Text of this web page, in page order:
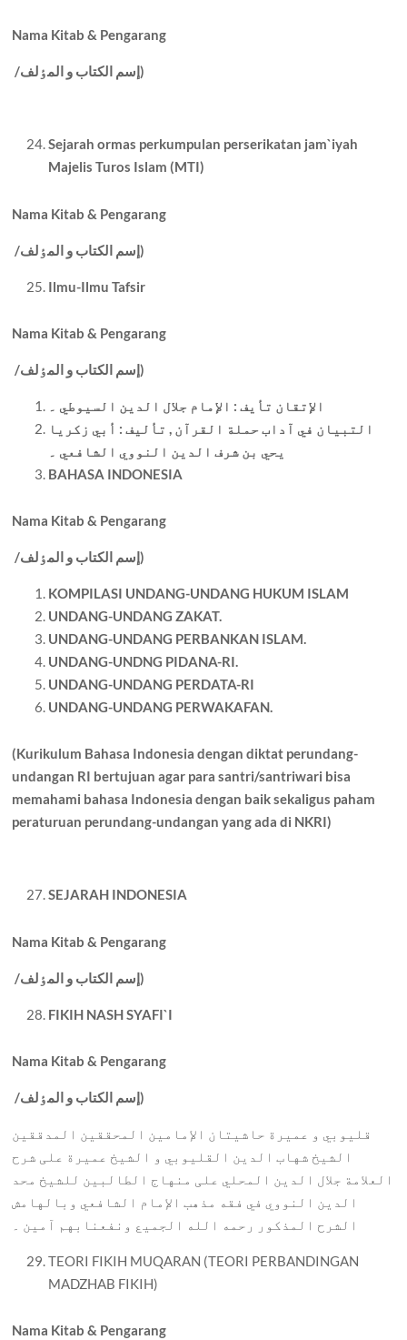
Nama Kitab & Pengarang
/ إسم الکتاب و المٶلف)
Sejarah ormas perkumpulan perserikatan jam`iyah
Majelis Turos Islam (MTI)
Nama Kitab & Pengarang
/ إسم الکتاب و المٶلف)
Ilmu-Ilmu Tafsir
Nama Kitab & Pengarang
/ إسم الکتاب و المٶلف)
الإتقان تأيف : الإمام جلال الدين السيوطي ۔
التبيان في آداب حملة القرآن , تأليف : أبي زکريا
يحي بن شرف الدين النووي الشافعي ۔
BAHASA INDONESIA
Nama Kitab & Pengarang
/ إسم الکتاب و المٶلف)
KOMPILASI UNDANG-UNDANG HUKUM ISLAM
UNDANG-UNDANG ZAKAT.
UNDANG-UNDANG PERBANKAN ISLAM.
UNDANG-UNDNG PIDANA-RI.
UNDANG-UNDANG PERDATA-RI
UNDANG-UNDANG PERWAKAFAN.
(Kurikulum Bahasa Indonesia dengan diktat perundang-
undangan RI bertujuan agar para santri/santriwari bisa
memahami bahasa Indonesia dengan baik sekaligus paham
peraturuan perundang-undangan yang ada di NKRI)
SEJARAH INDONESIA
Nama Kitab & Pengarang
/ إسم الکتاب و المٶلف)
FIKIH NASH SYAFI`I
Nama Kitab & Pengarang
/ إسم الکتاب و المٶلف)
قليوبي و عميرة حاشيتان الإمامين المحققين المدققين
الشيخ شهاب الدين القليوبي و الشيخ عميرة علی شرح
العلامة جلال الدين المحلي علی منهاج الطالبين للشيخ محد
الدين النووي في فقه مذهب الإمام الشافعي وبالهامش
الشرح المذکور رحمه الله الجميع ونفعنابهم آمين ۔
TEORI FIKIH MUQARAN (TEORI PERBANDINGAN
MADZHAB FIKIH)
Nama Kitab & Pengarang